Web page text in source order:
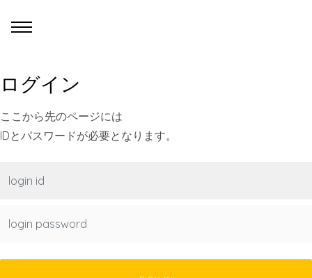
ログイン
ここから先のページには
IDとパスワードが必要となります。